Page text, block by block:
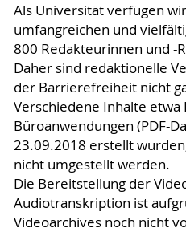
Als Universität verfügen
umfangreichen und
800 Redakteurinnen und -
Daher sind redaktionelle
der Barrierefreiheit nicht
Verschiedene Inhalte
Büroanwendungen (PDF-
23.09.2018 erstellt
nicht umgestellt werden.
Die Bereitstellung der
Audiotranskription ist
Videoarchives noch nicht